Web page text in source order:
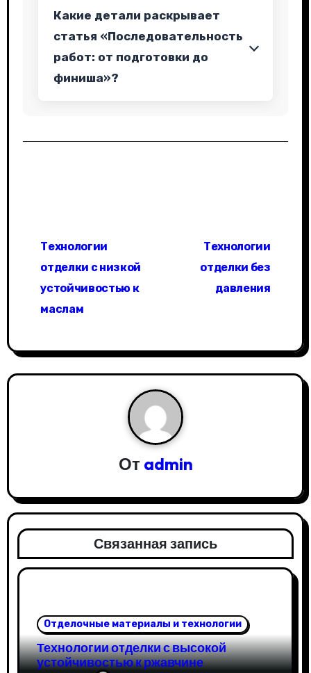
Какие детали раскрывает
статья «Последовательность
работ: от подготовки до
финиша»?
г
а
о
а
и
с
Технологии
отделки с низкой
устойчивостью к
маслам
Технологии
отделки без
давления
От admin
Связанная запись
Отделочные материалы и технологии
Технологии отделки с высокой
устойчивостью к ржавчине